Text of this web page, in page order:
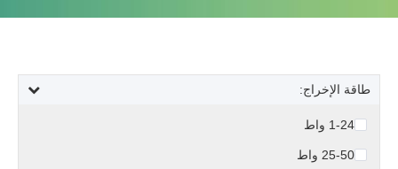
طاقة الإخراج:
1-24 واط
25-50 واط